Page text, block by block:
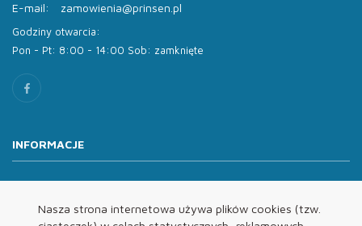
Nasza strona internetowa używa plików cookies (tzw.
E-mail:
zamowienia@prinsen.pl
Godziny otwarcia:
Pon - Pt: 8:00 - 14:00 Sob: zamknięte
INFORMACJE
Oferta